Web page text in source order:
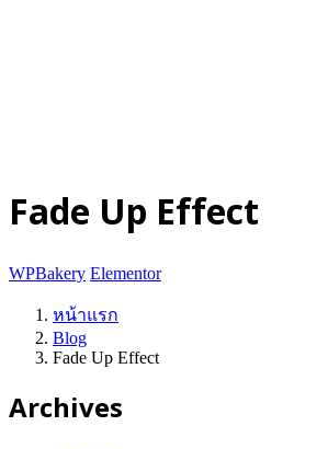
Fade Up Effect
WPBakery Elementor
หน้าแรก
Blog
Fade Up Effect
Archives